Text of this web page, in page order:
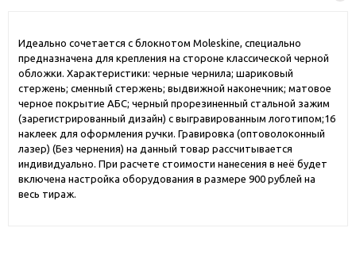
Идеально сочетается с блокнотом Moleskine, специально
предназначена для крепления на стороне классической черной
обложки. Характеристики: черные чернила; шариковый
стержень; сменный стержень; выдвижной наконечник; матовое
черное покрытие АБС; черный прорезиненный стальной зажим
(зарегистрированный дизайн) с выгравированным логотипом;16
наклеек для оформления ручки. Гравировка (оптоволоконный
лазер) (Без чернения) на данный товар рассчитывается
индивидуально. При расчете стоимости нанесения в неё будет
включена настройка оборудования в размере 900 рублей на
весь тираж.